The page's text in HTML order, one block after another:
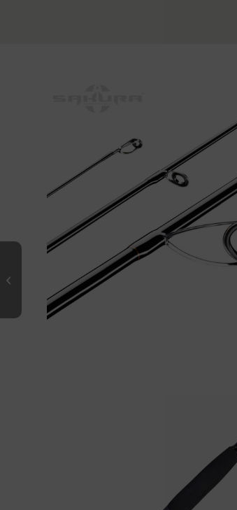
BIDAIA Spinning – 704 MH